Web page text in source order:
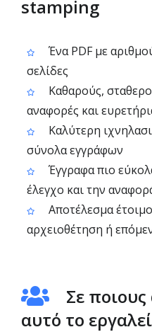
stamping
Ένα PDF με
σελίδες
Καθαρούς,
αναφορές και
Καλύτερη
σύνολα εγγράφων
Έγγραφα πιο
έλεγχο και την
Αποτέλεσμα
αρχειοθέτηση ή
Σε
αυτό το